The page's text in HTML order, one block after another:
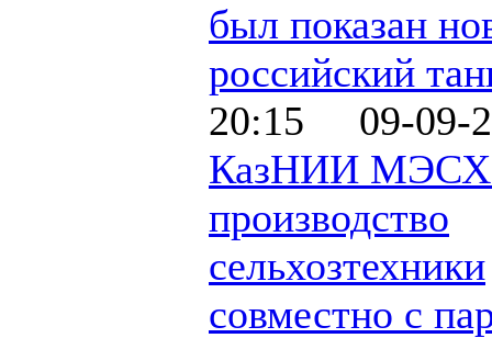
был показан
российский
20:15 09-09-
КазНИИ МЭСХ
производство
сельхозтехники
совместно с